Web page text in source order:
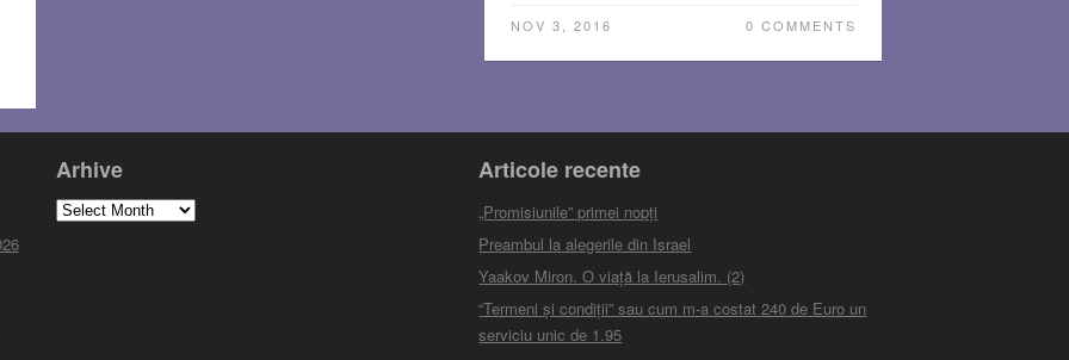
NOV 3, 2016 0 COMMENTS
Arhive
Arhive
Articole recente
„Promisiunile” primei nopți
Preambul la alegerile din Israel
Yaakov Miron. O viață la Ierusalim. (2)
“Termeni și condiții” sau cum m-a costat 240 de Euro un
serviciu unic de 1.95